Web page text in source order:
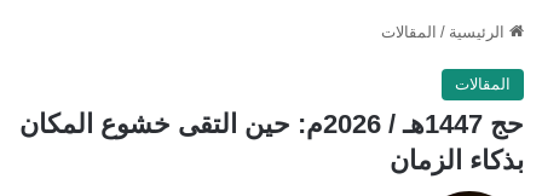
الرئيسية / المقالات
المقالات
حج 1447هـ / 2026م: حين التقى خشوع المكان
بذكاء الزمان